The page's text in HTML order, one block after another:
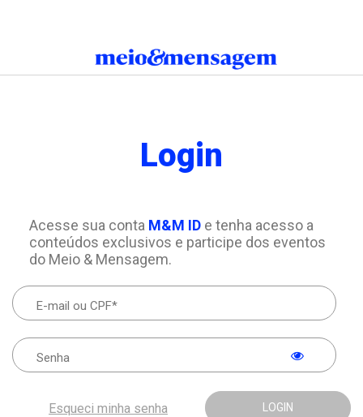
Login
Acesse sua conta M&M IDe tenha acesso a
conteúdos exclusivos e participe dos eventos
do Meio & Mensagem.
LOGIN
Esqueci minha senha